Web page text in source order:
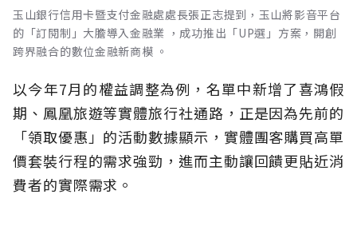
玉山銀行信用卡暨支付金融處處長張正志提到，玉山將影音平台
的「訂閱制」大膽導入金融業 ，成功推出「UP選」方案，開創
跨界融合的數位金融新商模 。
以今年7月的權益調整為例，名單中新增了喜鴻假
期、鳳凰旅遊等實體旅行社通路，正是因為先前的
「領取優惠」的活動數據顯示，實體團客購買高單
價套裝行程的需求強勁，進而主動讓回饋更貼近消
費者的實際需求。